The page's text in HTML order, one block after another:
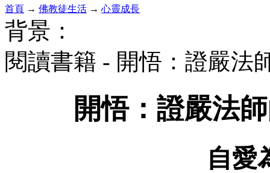
首頁 → 佛教徒生活 → 心靈成長
背景：
閱讀書籍 - 開悟：證嚴
開悟：證嚴法
自愛